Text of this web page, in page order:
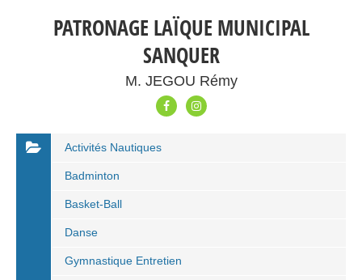
PATRONAGE LAÏQUE MUNICIPAL
SANQUER
M. JEGOU Rémy
Activités Nautiques
Badminton
Basket-Ball
Danse
Gymnastique Entretien